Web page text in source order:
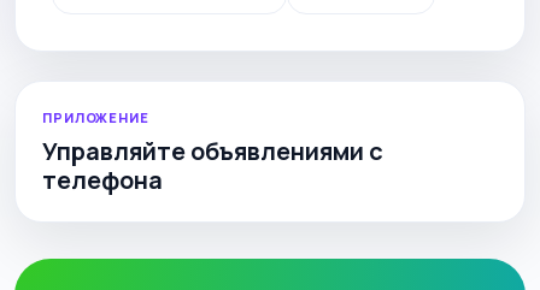
ПРИЛОЖЕНИЕ
Управляйте объявлениями с
телефона